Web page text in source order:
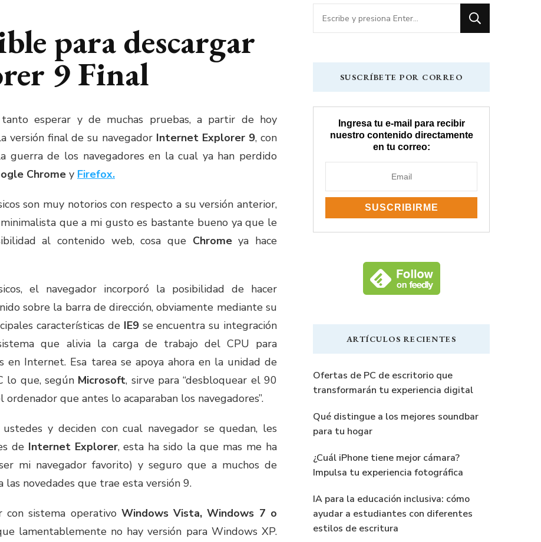
para descargar
9 Final
esperar y de muchas pruebas, a partir de hoy
versión final de su navegador Internet Explorer 9, con
guerra de los navegadores en la cual ya han perdido
Chrome y Firefox.
son muy notorios con respecto a su versión anterior,
que a mi gusto es bastante bueno ya que le
al contenido web, cosa que Chromeya hace
el navegador incorporó la posibilidad de hacer
sobre la barra de dirección, obviamente mediante su
características de IE9se encuentra su integración
que alivia la carga de trabajo del CPU para
en Internet. Esa tarea se apoya ahora en la unidad de
lo que, según Microsoft, sirve para “desbloquear el 90
que antes lo acaparaban los navegadores”.
y deciden con cual navegador se quedan, les
de Internet Explorer, esta ha sido la que mas me ha
mi navegador favorito) y seguro que a muchos de
novedades que trae esta versión 9.
con sistema operativo Windows Vista, Windows 7 o
lamentablemente no hay versión para Windows XP.
¿Buscas
algo?
SUSCRÍBETE POR CORREO
Ingresa tu e-mail para recibir
nuestro contenido directamente
en tu correo:
ARTÍCULOS RECIENTES
Ofertas de PC de escritorio que
transformarán tu experiencia digital
Qué distingue a los mejores soundbar
para tu hogar
¿Cuál iPhone tiene mejor cámara?
Impulsa tu experiencia fotográfica
IA para la educación inclusiva: cómo
ayudar a estudiantes con diferentes
estilos de escritura